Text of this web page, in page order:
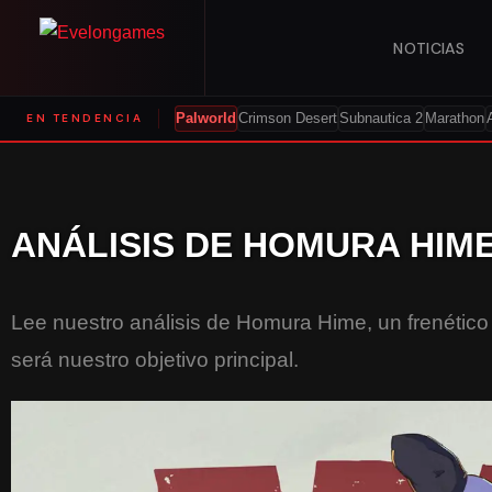
NOTICIAS
EN TENDENCIA Palworld Crimson Desert Subnautica 2 Marathon
ANÁLISIS DE HOMURA
Lee nuestro análisis de Homura Hime, un
será nuestro objetivo principal.